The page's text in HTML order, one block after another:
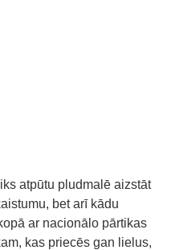
atpūtu pludmalē aizstāt
bet arī kādu
ar nacionālo pārtikas
kas priecēs gan lielus,